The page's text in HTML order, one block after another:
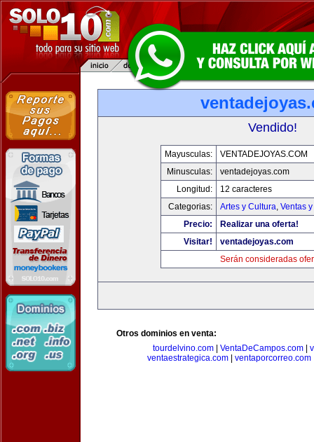
Vendido!
Mayusculas:
VENTADEJOYAS.COM
Minusculas:
ventadejoyas.com
Longitud:
12 caracteres
Categorias:
Artes y Cultura, Ventas
Precio:
Realizar una oferta!
Visitar!
ventadejoyas.com
Serán consideradas
Otros dominios en venta:
tourdelvino.com| VentaDeCampos.com|
ventaestrategica.com| ventaporcorreo.com